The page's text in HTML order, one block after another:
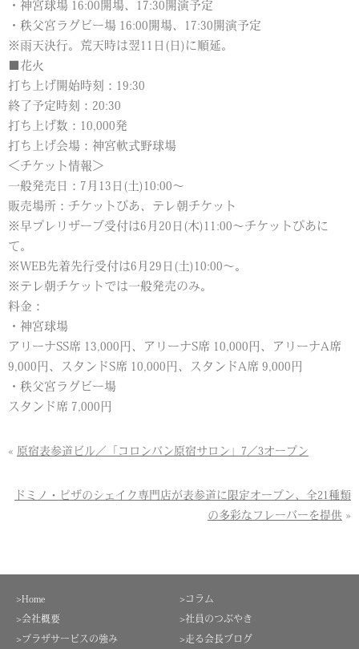
・神宮球場 16:00開場、17:30開演予定
・秩父宮ラグビー場 16:00開場、17:30開演予定
※雨天決行。荒天時は翌11日(日)に順延。
■花火
打ち上げ開始時刻：19:30
終了予定時刻：20:30
打ち上げ数：10,000発
打ち上げ会場：神宮軟式野球場
＜チケット情報＞
一般発売日：7月13日(土)10:00～
販売場所：チケットぴあ、テレ朝チケット
※早プレリザーブ受付は6月20日(木)11:00～チケットぴあに
て。
※WEB先着先行受付は6月29日(土)10:00～。
※テレ朝チケットでは一般発売のみ。
料金：
・神宮球場
アリーナSS席 13,000円、アリーナS席 10,000円、アリーナA席
9,000円、スタンドS席 10,000円、スタンドA席 9,000円
・秩父宮ラグビー場
スタンド席 7,000円
« 原宿表参道ビル／「コロンバン原宿サロン」7／3オープン
ドミノ・ピザのシェイク専門店が表参道に限定オープン、全21種類
の多彩なフレーバーを提供 »
>コラム
>社員のつぶやき
>走る会長ブログ
>Home
>会社概要
>プラザサービスの強み